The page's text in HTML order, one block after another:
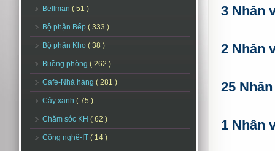
Bellman ( 51 )
Bộ phận Bếp ( 333 )
Bộ phận Kho ( 38 )
Buồng phòng ( 262 )
Cafe-Nhà hàng ( 281 )
Cây xanh ( 75 )
Chăm sóc KH ( 62 )
Công nghệ-IT ( 14 )
3 Nhân
2 Nhân
25
1 Nhân